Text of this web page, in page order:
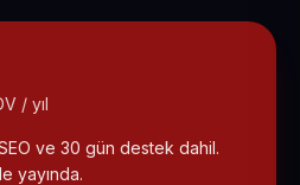
/ yıl
ve 30 gün destek dahil.
yayında.